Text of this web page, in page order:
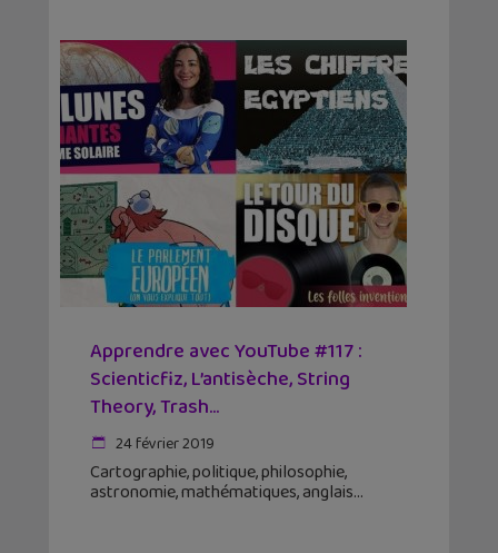
Apprendre avec YouTube #117 :
Scienticfiz, L’antisèche, String
Theory, Trash…
24 février 2019
Cartographie, politique, philosophie,
astronomie, mathématiques, anglais